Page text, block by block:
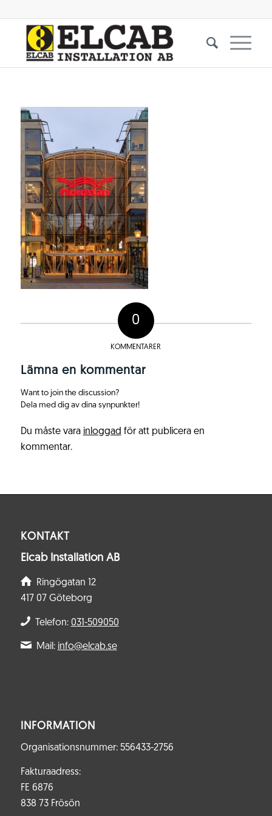
0
KOMMENTARER
Lämna en kommentar
Want to join the discussion?
Dela med dig av dina synpunkter!
Du måste vara inloggad för att publicera en
kommentar.
KONTAKT
Elcab Installation AB
Ringögatan 12
417 07 Göteborg
Telefon: 031-509050
Mail: info@elcab.se
INFORMATION
Organisationsnummer: 556433-2756
Fakturaadress:
FE 6876
838 73 Frösön